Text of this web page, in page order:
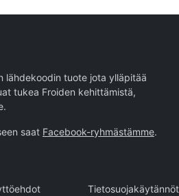
lähdekoodin tuote jota ylläpitää
tukea Froiden kehittämistä,
.
saat Facebook-ryhmästämme.
Tietosuojakäytännöt